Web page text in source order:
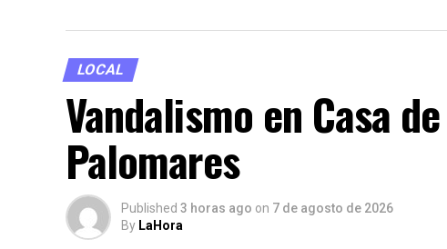
LOCAL
Vandalismo en Casa
Palomares
Published 3 horas ago on 7 de agosto de 2026
By LaHora